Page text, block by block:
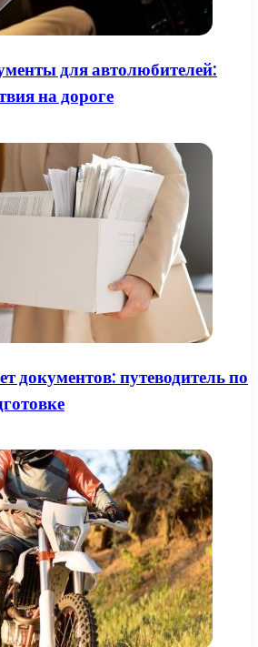
для автолюбителей:
на дороге
документов: путеводитель по